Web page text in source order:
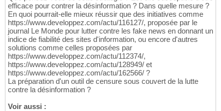
efficace pour contrer la désinformation ? Dans quelle mesure ?
En quoi pourrait-elle mieux réussir que des initiatives comme
https://www.developpez.com/actu/116127/, proposée par le
journal Le Monde pour lutter contre les fake news en donnant un
indice de fiabilité des sites d'information, ou encore d'autres
solutions comme celles proposées par
https://www.developpez.com/actu/112374/,
https://www.developpez.com/actu/128949/ et
https://www.developpez.com/actu/162566/ ?
La préparation d'un outil de censure sous couvert de la lutte
contre la désinformation ?
Voir aussi :